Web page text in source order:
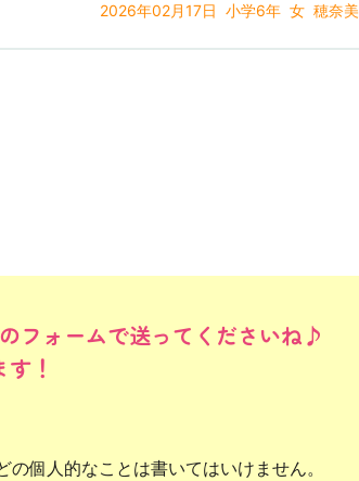
2026年02月17日 小学6年 女 穂奈美
フォームで送ってくださいね♪
！
個人的なことは書いてはいけません。